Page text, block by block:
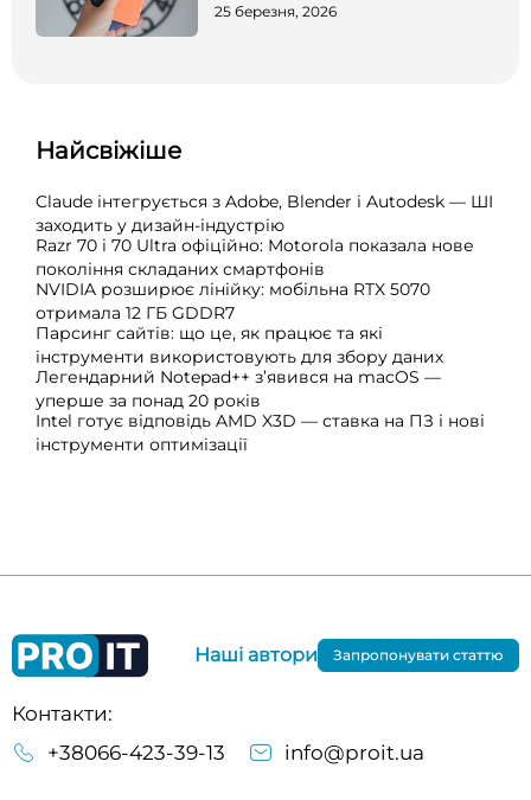
25 березня, 2026
Найсвіжіше
Claude інтегрується з Adobe, Blender і Autodesk — ШІ
заходить у дизайн-індустрію
Razr 70 і 70 Ultra офіційно: Motorola показала нове
покоління складаних смартфонів
NVIDIA розширює лінійку: мобільна RTX 5070
отримала 12 ГБ GDDR7
Парсинг сайтів: що це, як працює та які
інструменти використовують для збору даних
Легендарний Notepad++ з’явився на macOS —
уперше за понад 20 років
Intel готує відповідь AMD X3D — ставка на ПЗ і нові
інструменти оптимізації
Контакти:
+38066-423-39-13
info@proit.ua
Наші автори Запропонувати статтю